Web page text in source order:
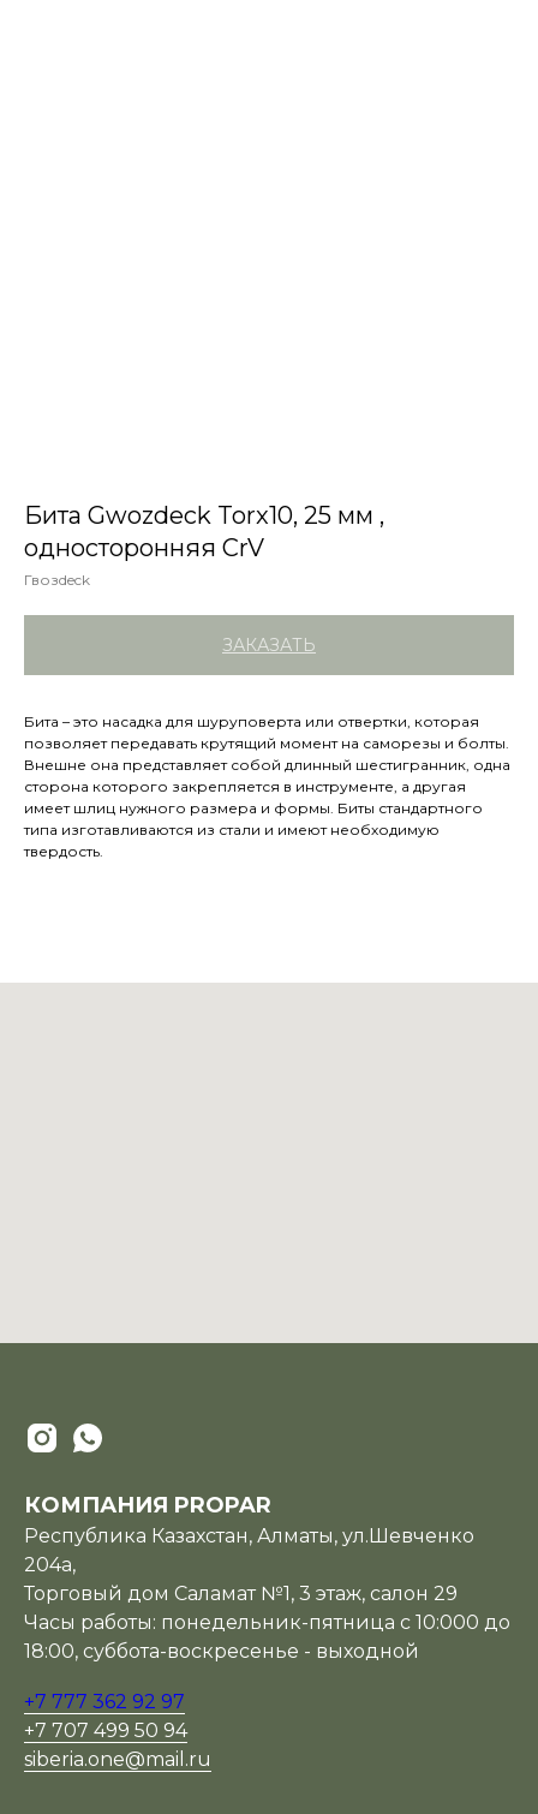
Бита Gwozdeck Torx10, 25 мм ,
односторонняя CrV
Гвозdeck
ЗАКАЗАТЬ
Бита – это насадка для шуруповерта или отвертки, которая
позволяет передавать крутящий момент на саморезы и болты.
Внешне она представляет собой длинный шестигранник, одна
сторона которого закрепляется в инструменте, а другая
имеет шлиц нужного размера и формы. Биты стандартного
типа изготавливаются из стали и имеют необходимую
твердость.
КОМПАНИЯ PROPAR
Республика Казахстан, Алматы, ул.Шевченко
204а,
Торговый дом Саламат №1, 3 этаж, салон 29
Часы работы: понедельник-пятница с 10:000 до
18:00, суббота-воскресенье - выходной
+7 777 362 92 97
+7 707 499 50 94
siberia.one@mail.ru